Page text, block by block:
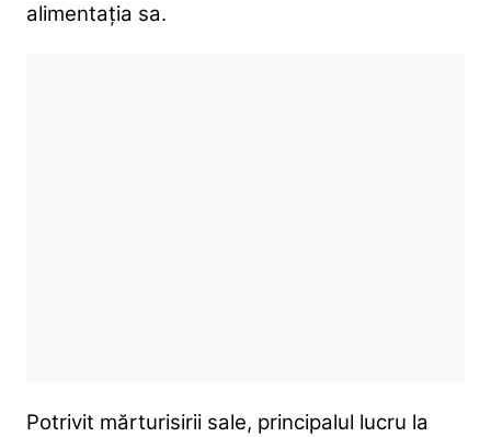
alimentația sa.
Potrivit mărturisirii sale, principalul lucru la